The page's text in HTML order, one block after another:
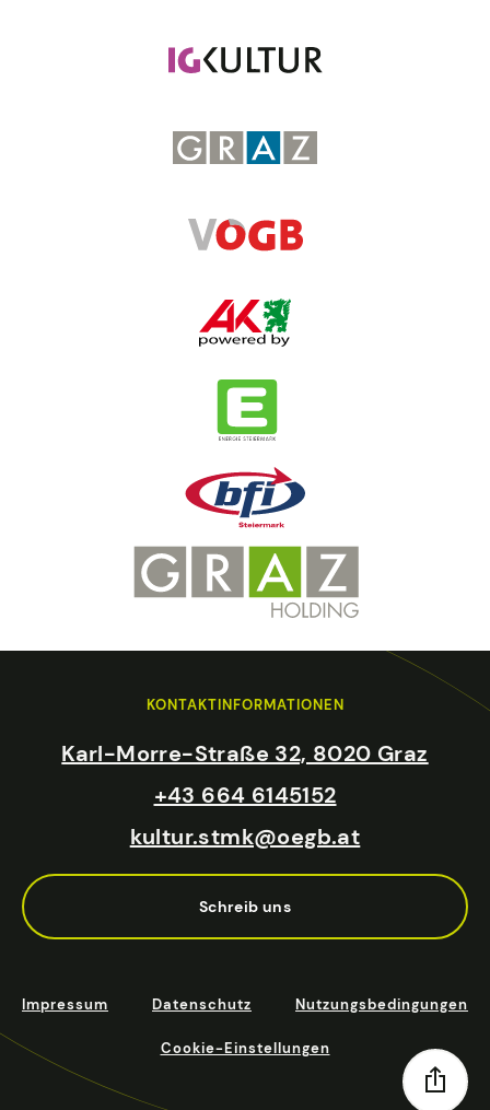
KONTAKTINFORMATIONEN
Karl-Morre-Straße 32, 8020 Graz
+43 664 6145152
kultur.stmk@oegb.at
Schreib uns
Impressum Datenschutz Nutzungsbedingungen
Cookie-Einstellungen